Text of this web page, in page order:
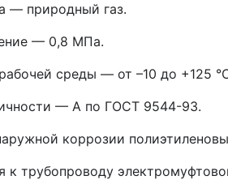
— природный газ.
— 0,8 МПа.
среды — от –10 до +125
— А по ГОСТ 9544-93.
коррозии
к трубопроводу